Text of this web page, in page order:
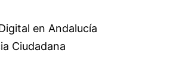
en Andalucía
Ciudadana